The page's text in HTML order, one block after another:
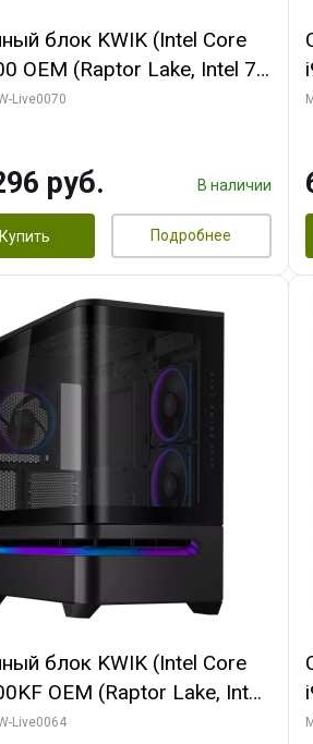
блок KWIK (Intel Core
OEM (Raptor Lake, Intel 7,
8PC// 64 ГБ ОЗУ (2
256bit/ 960 ГБ SSD)
Live0070
руб. В наличии
Купить Подробнее
блок KWIK (Intel Core
OEM (Raptor Lake, Intel
8P/ 64 ГБ ОЗУ (2
Live0064